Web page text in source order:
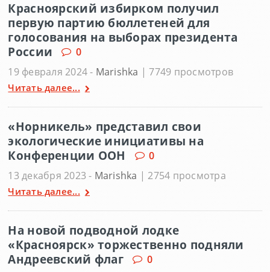
Красноярский избирком получил
первую партию бюллетеней для
голосования на выборах президента
России
0
19 февраля 2024 - Marishka | 7749 просмотров
Читать далее...
«Норникель» представил свои
экологические инициативы на
Конференции ООН
0
13 декабря 2023 - Marishka | 2754 просмотра
Читать далее...
На новой подводной лодке
«Красноярск» торжественно подняли
Андреевский флаг
0